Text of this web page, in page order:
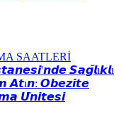
SAATLERİ
𝙎𝙖𝙜̆𝙡ı𝙠𝙡ı
𝘼𝙩ı𝙣: 𝙊𝙗𝙚𝙯𝙞𝙩𝙚
𝙐̈𝙣𝙞𝙩𝙚𝙨𝙞